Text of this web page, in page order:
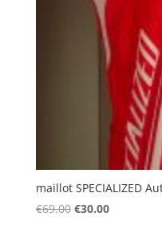
maillot SPECIALIZED
€69.00 El
€30.00El